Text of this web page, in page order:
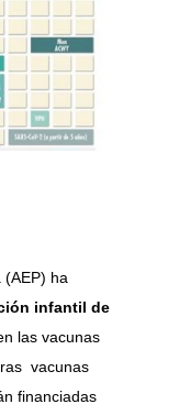
(AEP) ha
infantil de
las vacunas
vacunas
financiadas